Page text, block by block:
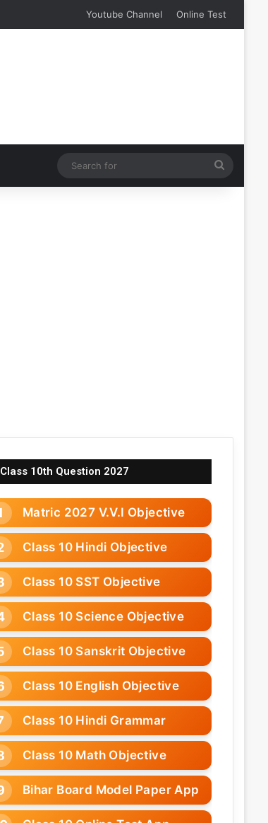
Youtube Channel Online Test
for
Class 10th Question 2027
Matric 2027 V.V.I Objective
Class 10 Hindi Objective
Class 10 SST Objective
Class 10 Science Objective
Class 10 Sanskrit Objective
Class 10 English Objective
Class 10 Hindi Grammar
Class 10 Math Objective
Bihar Board Model Paper App